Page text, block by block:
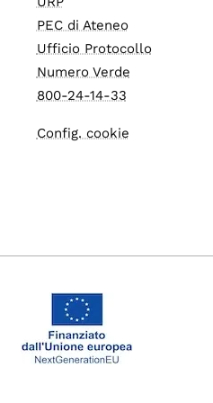
PEC di Ateneo
Ufficio Protocollo
Numero Verde
800-24-14-33
Config. cookie